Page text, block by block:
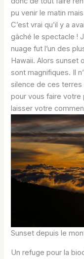
pu venir le matin
C’est vrai qu’il y a
gâché le spectacle !
nuage fut l’un des
Hawaii. Alors sunset
sont magnifiques. Il
silence de ces
pour vous faire votre
laisser votre
Sunset depuis le
Un refuge pour la